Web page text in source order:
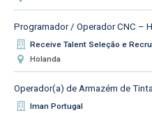
Programador / Operador CNC –
Receive Talent Seleção e
Holanda
Operador(a) de Armazém de
Iman Portugal